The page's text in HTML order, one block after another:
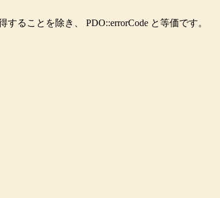
することを除き、 PDO::errorCode と等価です。